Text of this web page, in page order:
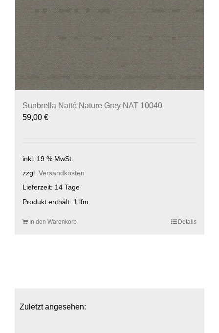
Sunbrella Natté Nature Grey NAT 10040
59,00 €
inkl. 19 % MwSt.
zzgl. Versandkosten
Lieferzeit: 14 Tage
Produkt enthält: 1 lfm
In den Warenkorb Details
Zuletzt angesehen: